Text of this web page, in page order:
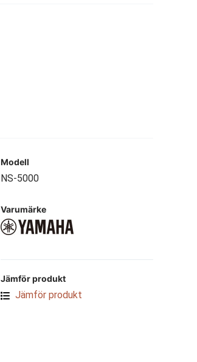
Modell
NS-5000
Varumärke
Jämför produkt
Jämför produkt